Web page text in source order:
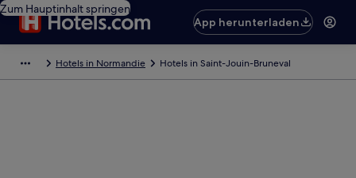
Zum Hauptinhalt springen
App herunterladen
Hotels in Normandie Hotels in Saint-Jouin-Bruneval